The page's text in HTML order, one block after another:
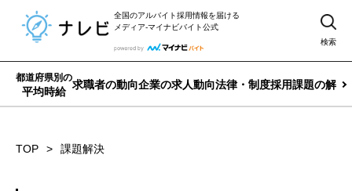
全国のアルバイト採用情報を届ける
メディア-マイナビバイト公式
検索
都道府県別の
平均時給
求職者の動向企業の求人動向法律・制度採用課題の解決
TOP 課題解決